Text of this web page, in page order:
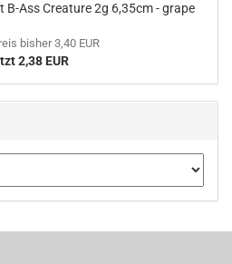
Ass Creature 2g 6,35cm - grape
bisher 3,40 EUR
2,38 EUR